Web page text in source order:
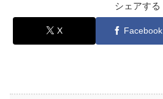
シェアする
X Facebook